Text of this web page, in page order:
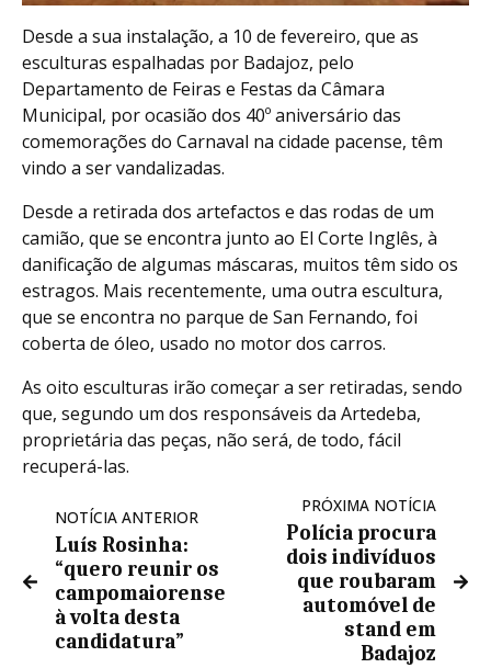
Desde a sua instalação, a 10 de fevereiro, que as
esculturas espalhadas por Badajoz, pelo
Departamento de Feiras e Festas da Câmara
Municipal, por ocasião dos 40º aniversário das
comemorações do Carnaval na cidade pacense, têm
vindo a ser vandalizadas.
Desde a retirada dos artefactos e das rodas de um
camião, que se encontra junto ao El Corte Inglês, à
danificação de algumas máscaras, muitos têm sido os
estragos. Mais recentemente, uma outra escultura,
que se encontra no parque de San Fernando, foi
coberta de óleo, usado no motor dos carros.
As oito esculturas irão começar a ser retiradas, sendo
que, segundo um dos responsáveis da Artedeba,
proprietária das peças, não será, de todo, fácil
recuperá-las.
NOTÍCIA ANTERIOR
Luís Rosinha:
“quero reunir os
campomaiorense
à volta desta
candidatura”
PRÓXIMA NOTÍCIA
Polícia procura
dois indivíduos
que roubaram
automóvel de
stand em
Badajoz